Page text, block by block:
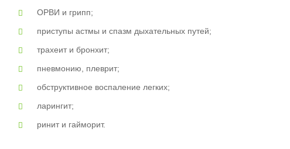
ОРВИ и грипп;
приступы астмы и спазм дыхательных путей;
трахеит и бронхит;
пневмонию, плеврит;
обструктивное воспаление легких;
ларингит;
ринит и гайморит.